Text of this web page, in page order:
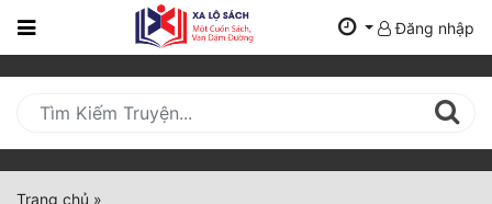
Trang
Mới
Cập
Nhật
Đăng nhập
Trang chủ »